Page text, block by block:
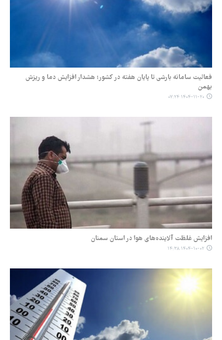
فعالیت سامانه بارشی تا پایان هفته در کشور؛ هشدار افزایش دما و ریزش
بهمن
۱۴۰۴-۱۱-۲۰ ۰۷:۲۴
افزایش غلظت آلاینده‌های هوا در استان سمنان
۱۴۰۴-۱۰-۰۲ ۱۴:۳۸